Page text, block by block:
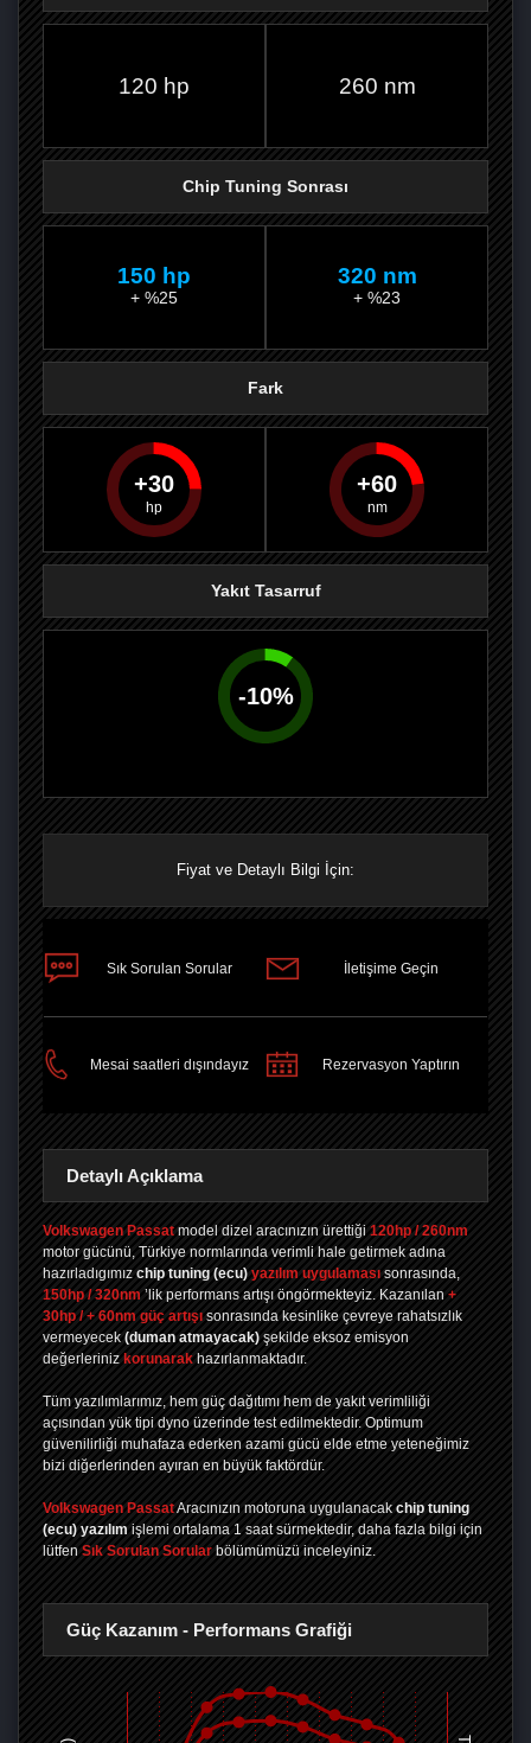
PAYLAŞPAYLAŞPLUS'TA
120 hp 260 nm
Chip Tuning Sonrası
150 hp
+ %25
320 nm
+ %23
Fark
30 60
Yakıt Tasarruf
-10%
Fiyat ve Detaylı Bilgi İçin:
Sık Sorulan Sorular İletişime Geçin
Mesai saatleri dışındayız Rezervasyon Yaptırın
Detaylı Açıklama
Volkswagen Passat model dizel aracınızın ürettiği 120hp / 260nm
motor gücünü, Türkiye normlarında verimli hale getirmek adına
hazırladıgımız chip tuning (ecu) yazılım uygulaması sonrasında,
150hp / 320nm ’lik performans artışı öngörmekteyiz. Kazanılan +
30hp / + 60nm güç artışı sonrasında kesinlike çevreye rahatsızlık
vermeyecek (duman atmayacak) şekilde eksoz emisyon
değerleriniz korunarak hazırlanmaktadır.
Tüm yazılımlarımız, hem güç dağıtımı hem de yakıt verimliliği
açısından yük tipi dyno üzerinde test edilmektedir. Optimum
güvenilirliği muhafaza ederken azami gücü elde etme yeteneğimiz
bizi diğerlerinden ayıran en büyük faktördür.
Volkswagen PassatAracınızın motoruna uygulanacak chip tuning
(ecu) yazılım işlemi ortalama 1 saat sürmektedir, daha fazla bilgi için
lütfen Sık Sorulan Sorular bölümümüzü inceleyiniz.
Güç Kazanım - Performans Grafiği